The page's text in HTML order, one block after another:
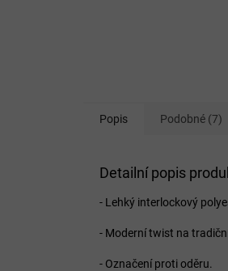
Popis Podobné (7)
Detailní popis
- Lehký interlockový
- Moderní twist na
- Označení proti oděru.